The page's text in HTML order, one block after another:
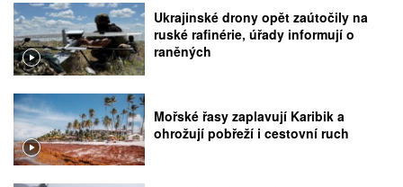
Ukrajinské drony opět zaútočily na
ruské rafinérie, úřady informují o
raněných
Mořské řasy zaplavují Karibik a
ohrožují pobřeží i cestovní ruch